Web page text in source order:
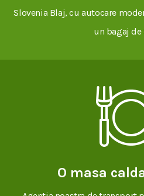
Slovenia Blaj, cu autocare
un bagaj de
O masa